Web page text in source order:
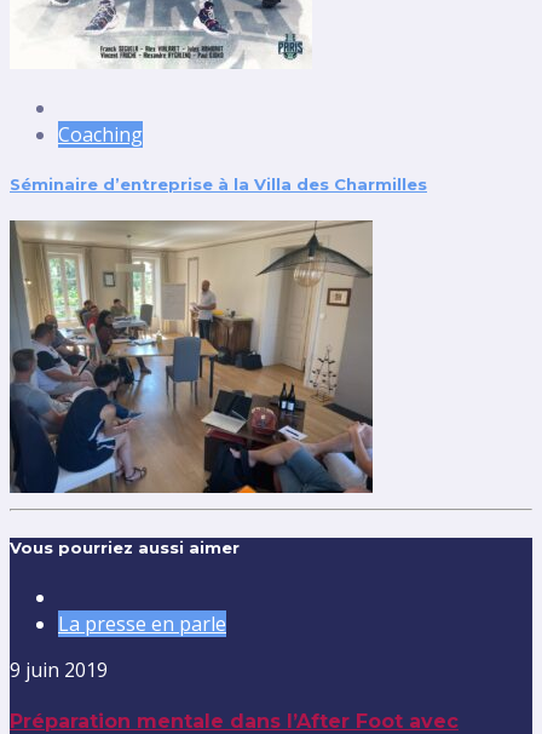
Coaching
Séminaire d’entreprise à la Villa des Charmilles
Vous pourriez aussi aimer
La presse en parle
9 juin 2019
Préparation mentale dans l’After Foot avec